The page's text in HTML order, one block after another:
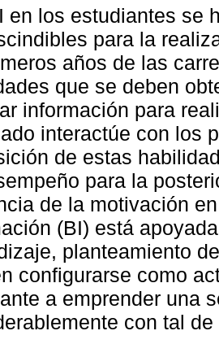
en los estudiantes se
para la
años de las
que se deben
información para
interactúe con los
de estas
para la
de la motivación
(BI) está
planteamiento
configurarse como
a emprender una
con tal